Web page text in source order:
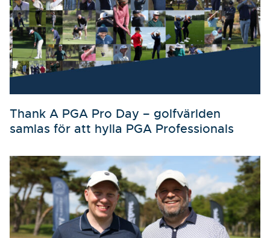
Thank A PGA Pro Day – golfvärlden
samlas för att hylla PGA Professionals